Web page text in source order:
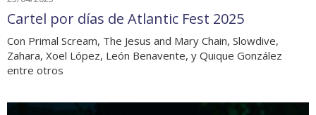
Cartel por días de Atlantic Fest 2025
Con Primal Scream, The Jesus and Mary Chain, Slowdive,
Zahara, Xoel López, León Benavente, y Quique González
entre otros